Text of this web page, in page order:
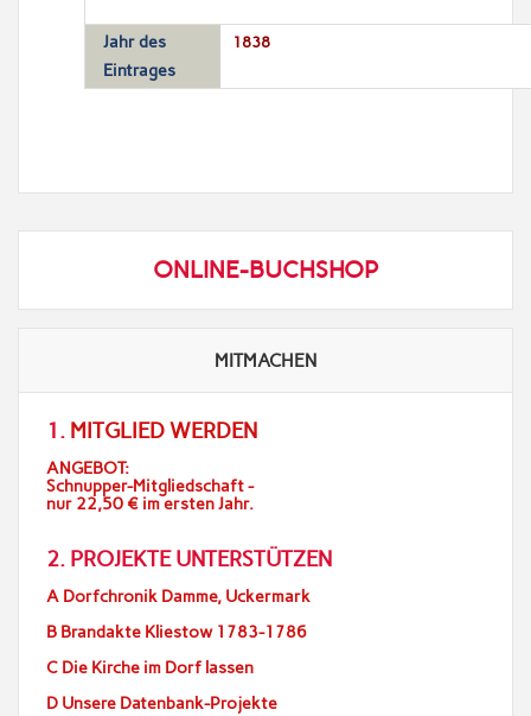
Jahr des
Eintrages
1838
ONLINE-BUCHSHOP
MITMACHEN
1. MITGLIED WERDEN
ANGEBOT:
Schnupper-Mitgliedschaft -
nur 22,50 € im ersten Jahr.
2. PROJEKTE UNTERSTÜTZEN
A Dorfchronik Damme, Uckermark
B Brandakte Kliestow 1783-1786
C Die Kirche im Dorf lassen
D Unsere Datenbank-Projekte